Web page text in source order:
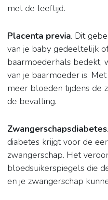
met de leeftijd.
Placenta previa. Dit
van je baby gedeeltelijk
baarmoederhals bedekt,
van je baarmoeder is.
meer bloeden tijdens de
de bevalling.
Zwangerschapsdiabetes
diabetes krijgt voor de
zwangerschap. Het
bloedsuikerspiegels die
en je zwangerschap